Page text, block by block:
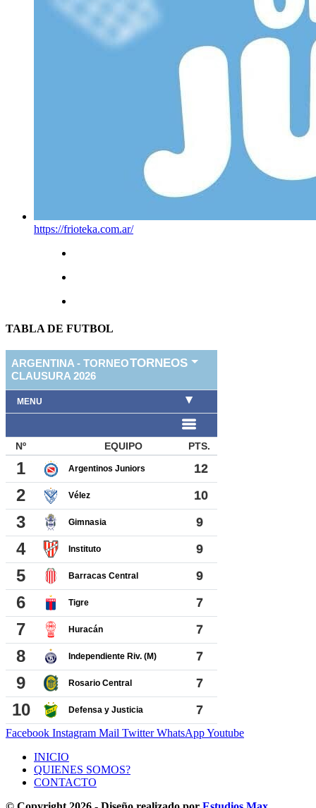
https://frioteka.com.ar/
TABLA DE FUTBOL
Facebook Instagram Mail Twitter WhatsAppYoutube
INICIO
QUIENES SOMOS?
CONTACTO